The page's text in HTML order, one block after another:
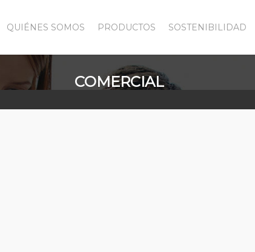
QUIÉNES SOMOS PRODUCTOS SOSTENIBILIDAD
COMERCIAL